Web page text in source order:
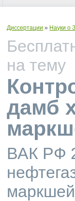
Диссертации » Науки о
на тему
дамб
ВАК РФ